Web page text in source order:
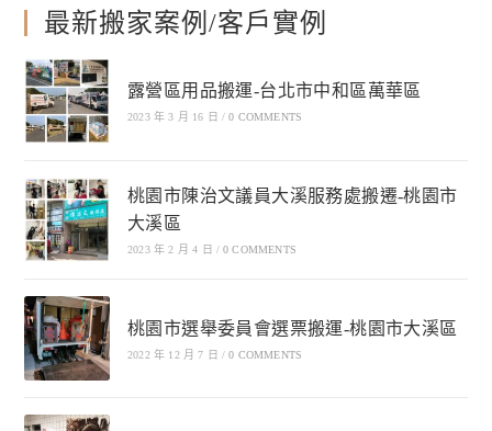
最新搬家案例/客戶實例
露營區用品搬運-台北市中和區萬華區
2023 年 3 月 16 日 / 0 COMMENTS
桃園市陳治文議員大溪服務處搬遷-桃園市
大溪區
2023 年 2 月 4 日 / 0 COMMENTS
桃園市選舉委員會選票搬運-桃園市大溪區
2022 年 12 月 7 日 / 0 COMMENTS